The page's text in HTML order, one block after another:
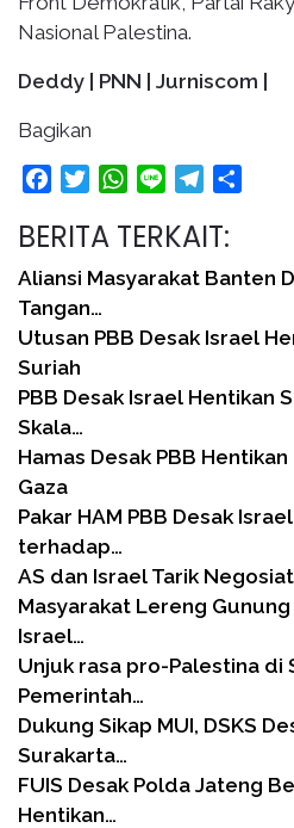
Nasional Palestina.
Deddy | PNN | Jurniscom |
Bagikan
FacebookTwitterWhatsApp
Line Telegram
BERITA TERKAIT:
Aliansi Masyarakat Banten
Tangan…
Utusan PBB Desak Israel
Suriah
PBB Desak Israel Hentikan
Skala…
Hamas Desak PBB
Gaza
Pakar HAM PBB Desak
terhadap…
AS dan Israel Tarik
Masyarakat Lereng
Israel…
Unjuk rasa pro-Palestina di
Pemerintah…
Dukung Sikap MUI, DSKS
Surakarta…
FUIS Desak Polda Jateng
Hentikan…